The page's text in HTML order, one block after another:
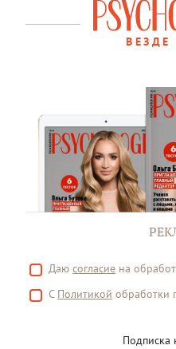
ВЕЗДЕ
Даю согласие на
С Политикой обработки
Подписка